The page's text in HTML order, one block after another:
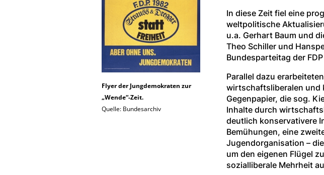
Flyer der Jungdemokraten zur
„Wende“-Zeit.
Quelle: Bundesarchiv
In diese Zeit fiel eine
weltpolitische
u.a. Gerhart Baum und
Theo Schiller und
Bundesparteitag der
Parallel dazu
wirtschaftsliberalen und
Gegenpapier, die sog.
Inhalte durch
deutlich konservativere
Bemühungen, eine
Jugendorganisation –
um den eigenen Flügel
sozialliberale Mehrheit